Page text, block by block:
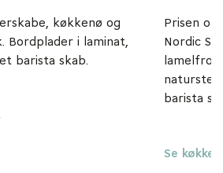
køkkenø og
Bordplader i laminat,
barista skab.
Prisen
Nordic
barista
Se